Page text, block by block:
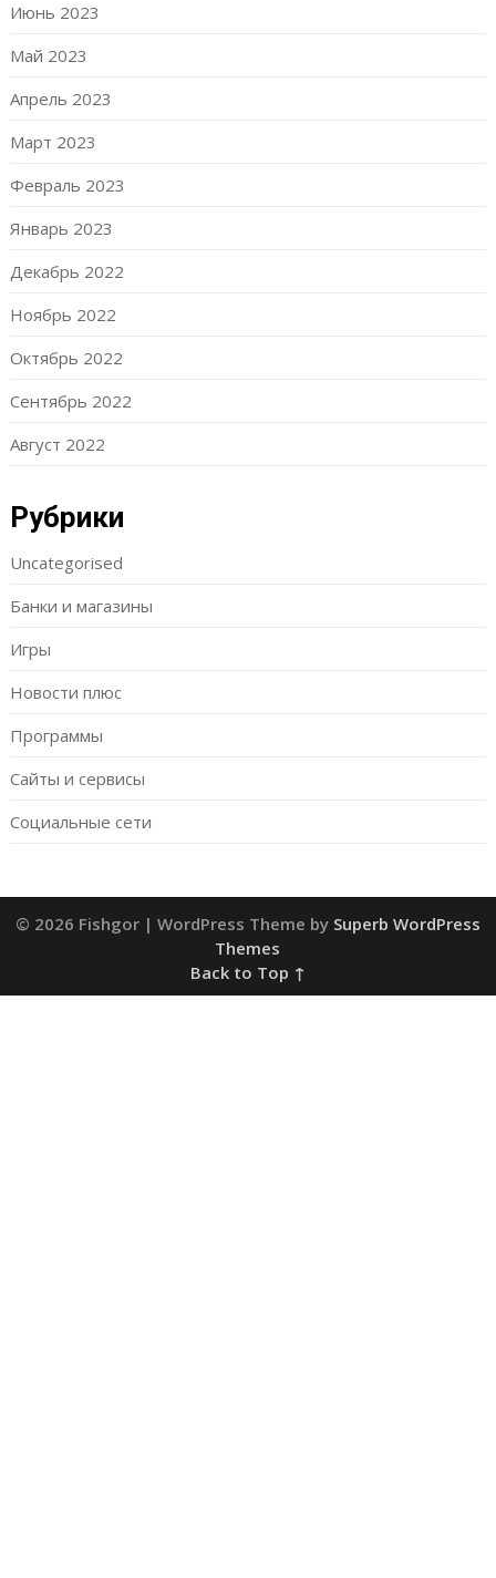
Июнь 2023
Май 2023
Апрель 2023
Март 2023
Февраль 2023
Январь 2023
Декабрь 2022
Ноябрь 2022
Октябрь 2022
Сентябрь 2022
Август 2022
Рубрики
Uncategorised
Банки и магазины
Игры
Новости плюс
Программы
Сайты и сервисы
Социальные сети
© 2026 Fishgor | WordPress Theme by Superb WordPress
Themes
Back to Top ↑